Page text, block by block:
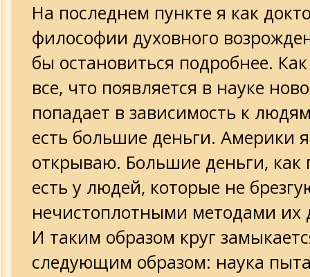
На последнем пункте я как
философии духовного
бы остановиться подробнее.
все, что появляется в науке
попадает в зависимость к
есть большие деньги. Америки
открываю. Большие деньги, как
есть у людей, которые не
нечистоплотными методами
И таким образом круг
следующим образом: наука